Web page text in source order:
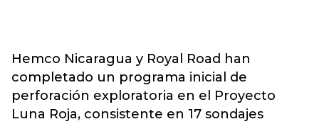
Hemco Nicaragua y Royal Road han
completado un programa inicial de
perforación exploratoria en el Proyecto
Luna Roja, consistente en 17 sondajes